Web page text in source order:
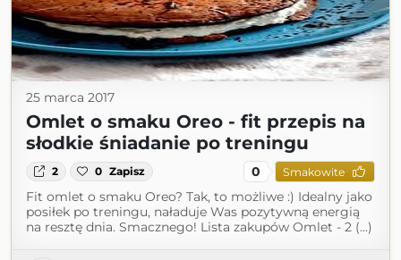
25 marca 2017
Omlet o smaku Oreo - fit przepis na
słodkie śniadanie po treningu
2 0 Zapisz 0 Smakowite
Fit omlet o smaku Oreo? Tak, to możliwe :) Idealny jako
posiłek po treningu, naładuje Was pozytywną energią
na resztę dnia. Smacznego! Lista zakupów Omlet - 2 (...)